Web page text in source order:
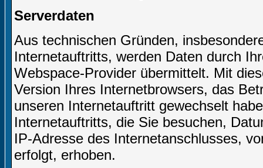
Serverdaten
Aus technischen Gründen,
Internetauftritts, werden Daten durch
Webspace-Provider übermittelt. Mit
Version Ihres Internetbrowsers, das
unseren Internetauftritt gewechselt
Internetauftritts, die Sie besuchen,
IP-Adresse des Internetanschlusses,
erfolgt, erhoben.